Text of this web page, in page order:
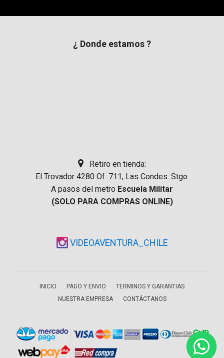
¿ Donde estamos ?
Retiro en tienda:
El Trovador 4280 Of. 711, Las Condes. Stgo.
A pasos del metro Escuela Militar
(SOLO PARA COMPRAS ONLINE)
VIDEOAVENTURA_CHILE
INICIO PAGO Y ENVIO
TERMINOS Y GARANTIAS
NUESTRA EMPRESA
CONTÁCTANOS